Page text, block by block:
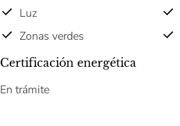
Luz
Zonas verdes
Certificación energética
En trámite